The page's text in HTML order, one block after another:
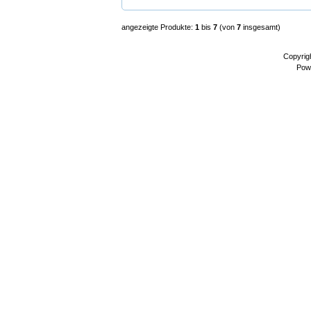
angezeigte Produkte: 1 bis 7 (von 7 insgesamt)